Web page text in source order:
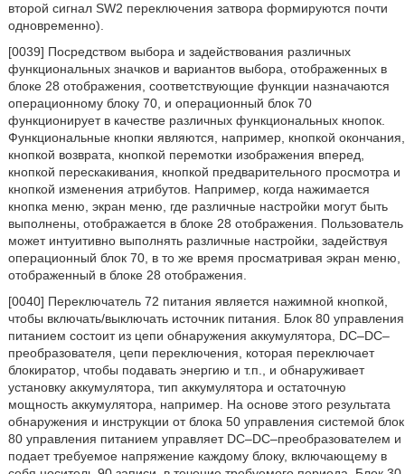
второй сигнал SW2 переключения затвора формируются почти
одновременно).
[0039] Посредством выбора и задействования различных
функциональных значков и вариантов выбора, отображенных в
блоке 28 отображения, соответствующие функции назначаются
операционному блоку 70, и операционный блок 70
функционирует в качестве различных функциональных кнопок.
Функциональные кнопки являются, например, кнопкой окончания,
кнопкой возврата, кнопкой перемотки изображения вперед,
кнопкой перескакивания, кнопкой предварительного просмотра и
кнопкой изменения атрибутов. Например, когда нажимается
кнопка меню, экран меню, где различные настройки могут быть
выполнены, отображается в блоке 28 отображения. Пользователь
может интуитивно выполнять различные настройки, задействуя
операционный блок 70, в то же время просматривая экран меню,
отображенный в блоке 28 отображения.
[0040] Переключатель 72 питания является нажимной кнопкой,
чтобы включать/выключать источник питания. Блок 80 управления
питанием состоит из цепи обнаружения аккумулятора, DC–DC–
преобразователя, цепи переключения, которая переключает
блокиратор, чтобы подавать энергию и т.п., и обнаруживает
установку аккумулятора, тип аккумулятора и остаточную
мощность аккумулятора, например. На основе этого результата
обнаружения и инструкции от блока 50 управления системой блок
80 управления питанием управляет DC–DC–преобразователем и
подает требуемое напряжение каждому блоку, включающему в